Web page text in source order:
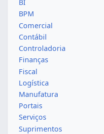
BI
BPM
Comercial
Contábil
Controladoria
Finanças
Fiscal
Logística
Manufatura
Portais
Serviços
Suprimentos